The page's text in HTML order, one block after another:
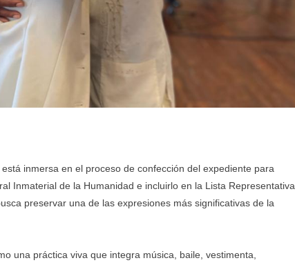
inmersa en el proceso de confección del expediente para
Inmaterial de la Humanidad e incluirlo en la Lista Representativa
preservar una de las expresiones más significativas de la
una práctica viva que integra música, baile, vestimenta,